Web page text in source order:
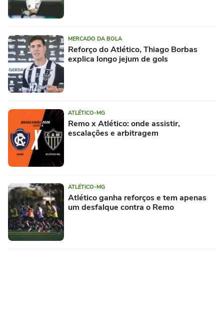
MERCADO DA BOLA
Reforço do Atlético, Thiago Borbas
explica longo jejum de gols
ATLÉTICO-MG
Remo x Atlético: onde assistir,
escalações e arbitragem
ATLÉTICO-MG
Atlético ganha reforços e tem apenas
um desfalque contra o Remo